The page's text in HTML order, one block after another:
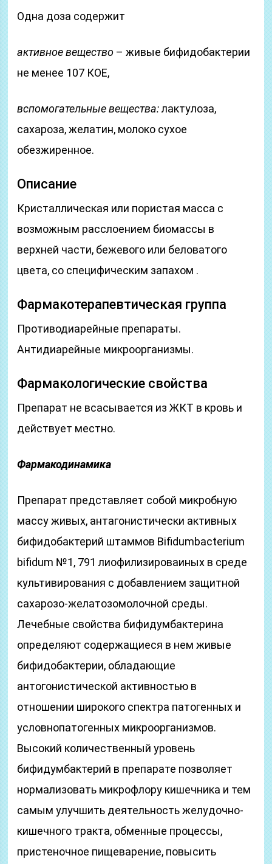
Одна доза содержит
активное вещество – живые бифидобактерии
не менее 107 КОЕ,
вспомогательные вещества:лактулоза,
сахароза, желатин, молоко сухое
обезжиренное.
Описание
Кристаллическая или пористая масса с
возможным расслоением биомассы в
верхней части, бежевого или беловатого
цвета, со специфическим запахом .
Фармакотерапевтическая группа
Противодиарейные препараты.
Антидиарейные микроорганизмы.
Фармакологические свойства
Препарат не всасывается из ЖКТ в кровь и
действует местно.
Фармакодинамика
Препарат представляет собой микробную
массу живых, антагонистически активных
бифидобактерий штаммов Bifidumbacterium
bifidum №1, 791 лиофилизироваиных в среде
культивирования с добавлением защитной
сахарозо-желатозомолочной среды.
Лечебные свойства бифидумбактерина
определяют содержащиеся в нем живые
бифидобактерии, обладающие
антогонистической активностью в
отношении широкого спектра патогенных и
условнопатогенных микроорганизмов.
Высокий количественный уровень
бифидумбактерий в препарате позволяет
нормализовать микрофлору кишечника и тем
самым улучшить деятельность желудочно-
кишечного тракта, обменные процессы,
пристеночное пищеварение, повысить